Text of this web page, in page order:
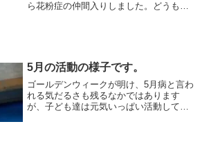
ら花粉症の仲間入りしました。どうも、
5月の活動の様子です。
ゴールデンウィークが明け、5月病と言わ
れる気だるさも残るなかではあります
が、子ども達は元気いっぱい活動してい